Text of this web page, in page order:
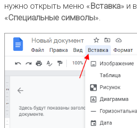
нужно открыть меню «Вставка» и
«Специальные символы».